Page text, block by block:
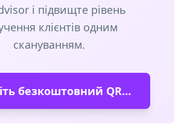
і підвищте рівень
клієнтів одним
скануванням.
Створіть безкоштовний QR-код